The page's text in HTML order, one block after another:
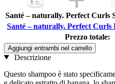
Santé – naturally. Perfect Curls
Santé – naturally. Perfect Curls
Prezzo totale:
Aggiungi entrambi nel carrello
Descrizione
Questo shampoo è stato